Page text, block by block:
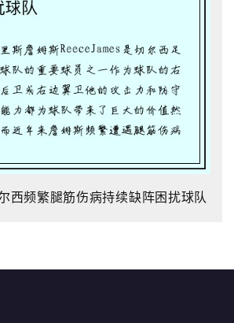
西频繁腿筋伤病持续缺阵困扰球队